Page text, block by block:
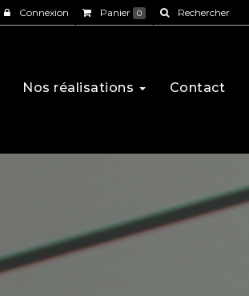
Nos réalisations Contact
Connexion Panier 0 Rechercher